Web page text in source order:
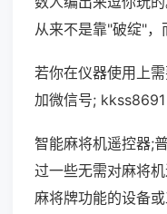
从来不是靠"破绽"，
若你在仪器使用上
加微信号; kkss8691
智能麻将机遥控器;
过一些无需对麻将
麻将牌功能的设备或